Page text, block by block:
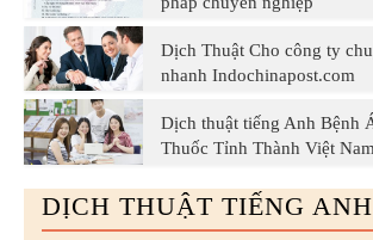
Dịch Thuật Cho công ty
nhanh Indochinapost.com
Dịch thuật tiếng Anh Bệnh
Thuốc Tỉnh Thành Việt
DỊCH THUẬT TIẾNG ANH